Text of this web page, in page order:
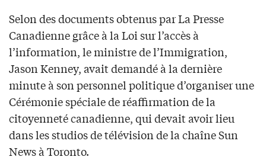
Selon des documents obtenus par La Presse
Canadienne grâce à la Loi sur l’accès à
l’information, le ministre de l’Immigration,
Jason Kenney, avait demandé à la dernière
minute à son personnel politique d’organiser une
Cérémonie spéciale de réaffirmation de la
citoyenneté canadienne, qui devait avoir lieu
dans les studios de télévision de la chaîne Sun
News à Toronto.